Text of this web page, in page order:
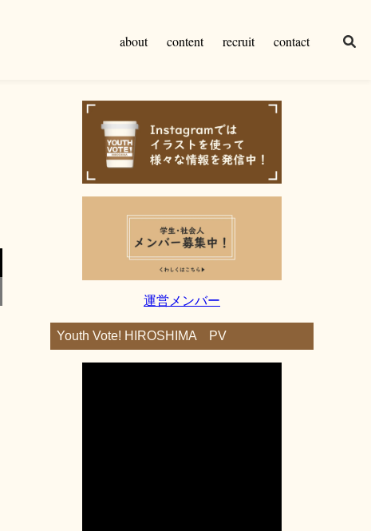
about content recruit contact
運営メンバー
Youth Vote! HIROSHIMA PV